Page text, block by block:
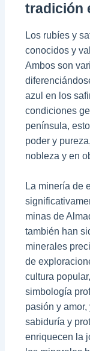
tradición
Los rubíes y
conocidos y
Ambos son
azul en los
condiciones
península,
poder y
nobleza y en
La minería de
minas de
también han
minerales
de
cultura
simbología
pasión y
sabiduría y
enriquecen la